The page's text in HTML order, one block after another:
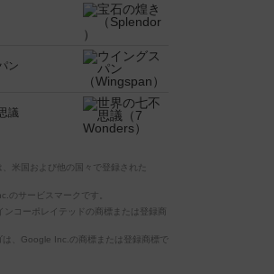
ン
議
米国および他の国々で登録された
のサービスマークです。
コーポレイテッドの商標または登録商
、Google Inc.の商標または登録商標で